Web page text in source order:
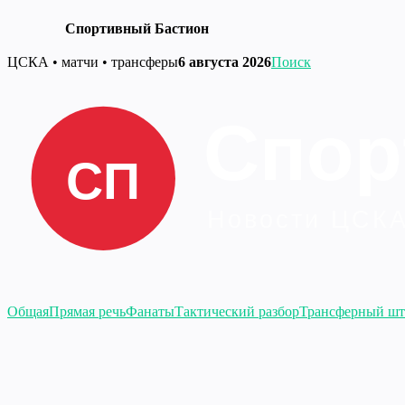
Спортивный Бастион
Перейти
содержимому
ЦСКА • матчи • трансферы6 августа 2026Поиск
ОбщаяПрямая речьФанатыТактический разборТрансферный